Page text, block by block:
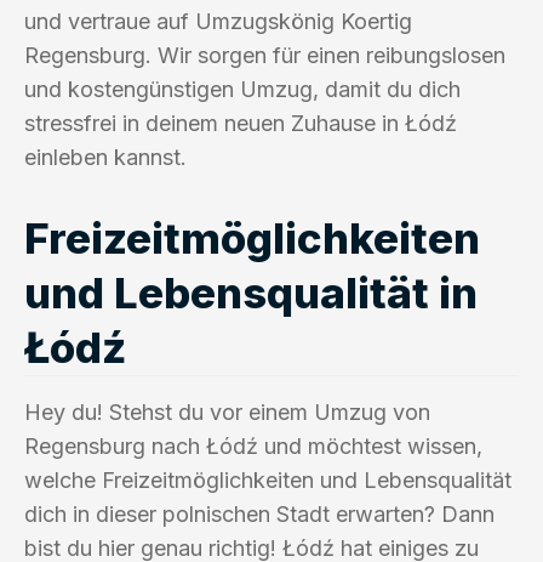
und vertraue auf Umzugskönig Koertig
Regensburg. Wir sorgen für einen reibungslosen
und kostengünstigen Umzug, damit du dich
stressfrei in deinem neuen Zuhause in Łódź
einleben kannst.
Freizeitmöglichkeiten
und Lebensqualität in
Łódź
Hey du! Stehst du vor einem Umzug von
Regensburg nach Łódź und möchtest wissen,
welche Freizeitmöglichkeiten und Lebensqualität
dich in dieser polnischen Stadt erwarten? Dann
bist du hier genau richtig! Łódź hat einiges zu